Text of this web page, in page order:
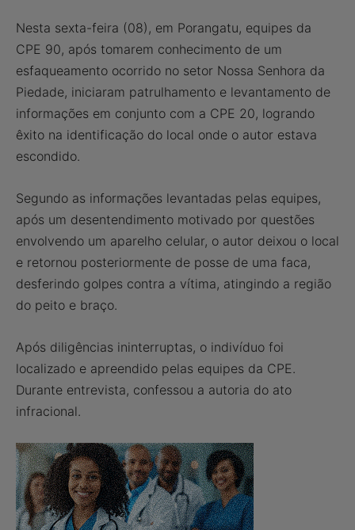
Nesta sexta-feira (08), em Porangatu, equipes da
CPE 90, após tomarem conhecimento de um
esfaqueamento ocorrido no setor Nossa Senhora da
Piedade, iniciaram patrulhamento e levantamento de
informações em conjunto com a CPE 20, logrando
êxito na identificação do local onde o autor estava
escondido.
Segundo as informações levantadas pelas equipes,
após um desentendimento motivado por questões
envolvendo um aparelho celular, o autor deixou o local
e retornou posteriormente de posse de uma faca,
desferindo golpes contra a vítima, atingindo a região
do peito e braço.
Após diligências ininterruptas, o indivíduo foi
localizado e apreendido pelas equipes da CPE.
Durante entrevista, confessou a autoria do ato
infracional.